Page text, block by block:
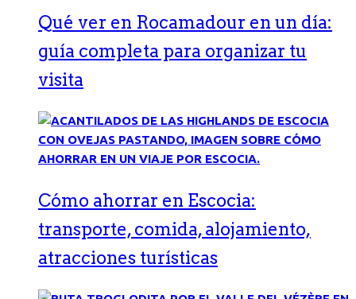
Qué ver en Rocamadour en un día:
guía completa para organizar tu
visita
Cómo ahorrar en Escocia:
transporte, comida, alojamiento,
atracciones turísticas